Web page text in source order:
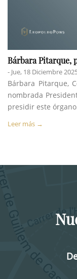
Bárbara Pitarque,
- Jue, 18 Diciembre
Bárbara Pitarque,
nombrada
presidir este
Leer más →